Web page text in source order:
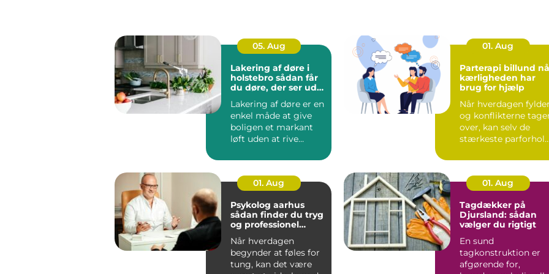
05. Aug
Lakering af døre i
holstebro sådan får
du døre, der ser ud
Lakering af døre er en
enkel måde at give
boligen et markant
løft uden at rive
...
01. Aug
Parterapi billund når
kærligheden har
brug for hjælp
Når hverdagen
og konflikterne
over, kan selv de
stærkeste
01. Aug
Psykolog aarhus
sådan finder du tryg
og professionel
Når hverdagen
begynder at føles for
tung, kan det være
01. Aug
Tagdækker på
Djursland: sådan
vælger du rigtigt
En sund
tagkonstruktion er
afgørende for,